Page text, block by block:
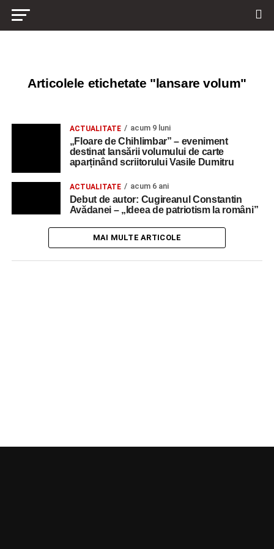
Articolele etichetate "lansare volum"
ACTUALITATE acum 9 luni
„Floare de Chihlimbar” – eveniment
destinat lansării volumului de carte
aparținând scriitorului Vasile Dumitru
ACTUALITATE acum 6 ani
Debut de autor: Cugireanul Constantin
Avădanei – „Ideea de patriotism la români”
MAI MULTE ARTICOLE